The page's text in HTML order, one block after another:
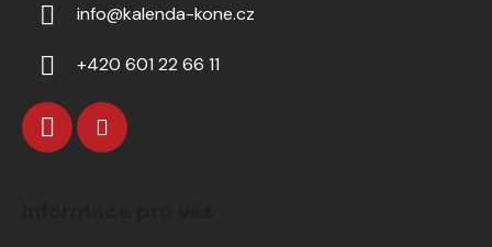
info@kalenda-kone.cz
+420 601 22 66 11